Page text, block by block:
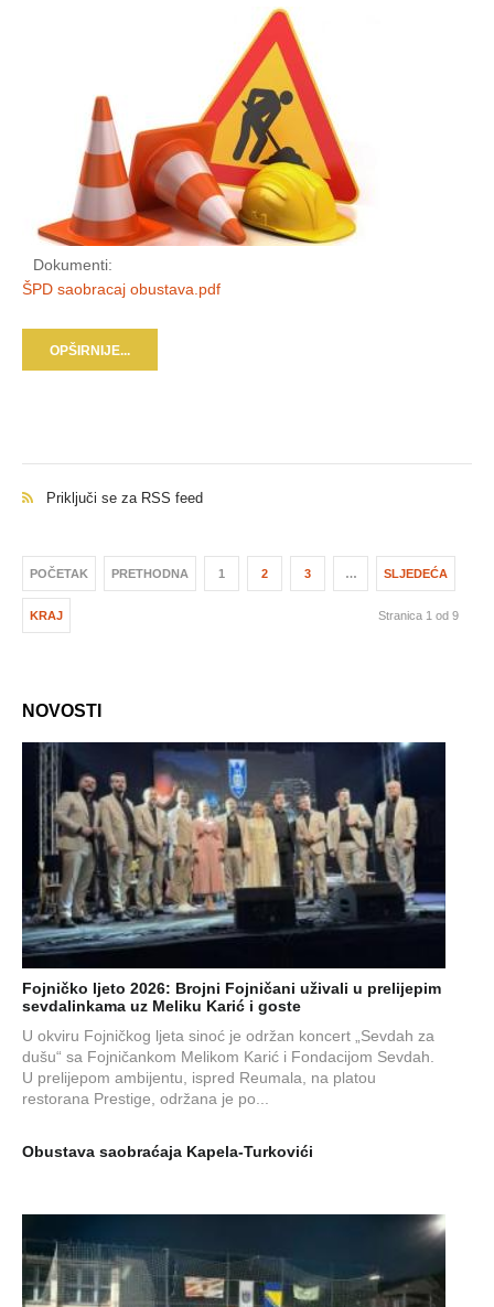
Dokumenti:
ŠPD saobracaj obustava.pdf
OPŠIRNIJE...
Priključi se za RSS feed
POČETAK PRETHODNA 1 2 3 … SLJEDEĆA
KRAJ Stranica 1 od 9
NOVOSTI
Fojničko ljeto 2026: Brojni Fojničani uživali u prelijepim
sevdalinkama uz Meliku Karić i goste
U okviru Fojničkog ljeta sinoć je održan koncert „Sevdah za
dušu“ sa Fojničankom Melikom Karić i Fondacijom Sevdah.
U prelijepom ambijentu, ispred Reumala, na platou
restorana Prestige, održana je po...
Obustava saobraćaja Kapela-Turkovići